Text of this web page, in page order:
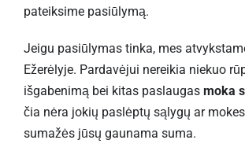
pateiksime pasiūlymą.
Jeigu pasiūlymas tinka, mes
Ežerėlyje. Pardavėjui nereikia niekuo
išgabenimą bei kitas paslaugas moka
čia nėra jokių paslėptų sąlygų ar
sumažės jūsų gaunama suma.